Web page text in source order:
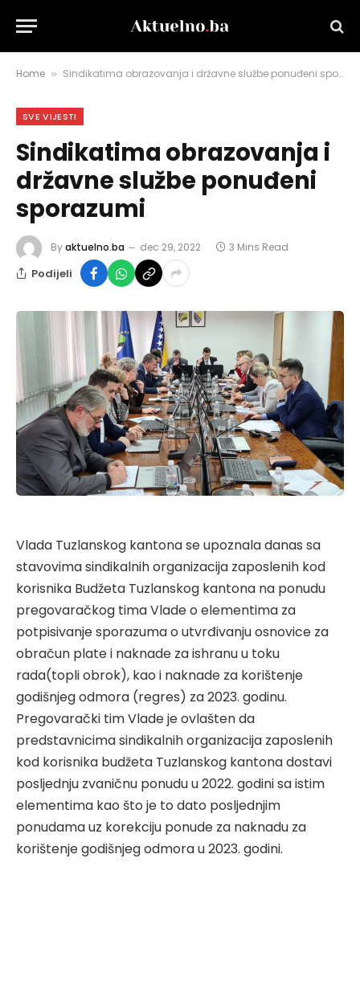
Home » Sindikatima obrazovanja i državne službe ponuđeni sporazumi
SVE VIJESTI
Sindikatima obrazovanja i
državne službe ponuđeni
sporazumi
Byaktuelno.ba dec 29, 2022 3 Mins Read
Podijeli
Vlada Tuzlanskog kantona se upoznala danas sa
stavovima sindikalnih organizacija zaposlenih kod
korisnika Budžeta Tuzlanskog kantona na ponudu
pregovaračkog tima Vlade o elementima za
potpisivanje sporazuma o utvrđivanju osnovice za
obračun plate i naknade za ishranu u toku
rada(topli obrok), kao i naknade za korištenje
godišnjeg odmora (regres) za 2023. godinu.
Pregovarački tim Vlade je ovlašten da
predstavnicima sindikalnih organizacija zaposlenih
kod korisnika budžeta Tuzlanskog kantona dostavi
posljednju zvaničnu ponudu u 2022. godini sa istim
elementima kao što je to dato posljednjim
ponudama uz korekciju ponude za naknadu za
korištenje godišnjeg odmora u 2023. godini.